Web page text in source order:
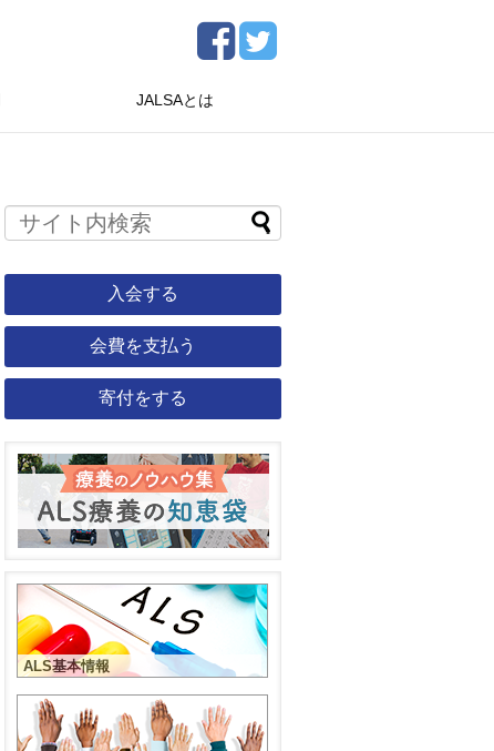
JALSAとは
入会する
会費を支払う
寄付をする
ALS基本情報